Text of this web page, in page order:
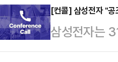
람이 무슨 말
다.김 후보는
계 최강대국
힘든 외교협
와 비교해보
[컨콜] 삼성전자 "공
삼성전자는
난방공조 시